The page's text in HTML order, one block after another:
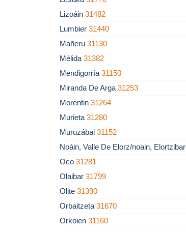
Lizoáin 31482
Lumbier 31440
Mañeru 31130
Mélida 31382
Mendigorría 31150
Miranda De Arga 31253
Morentin 31264
Murieta 31280
Muruzábal 31152
Noáin, Valle De Elorz/noain, Elortzibar
Oco 31281
Olaibar 31799
Olite 31390
Orbaitzeta 31670
Orkoien 31160